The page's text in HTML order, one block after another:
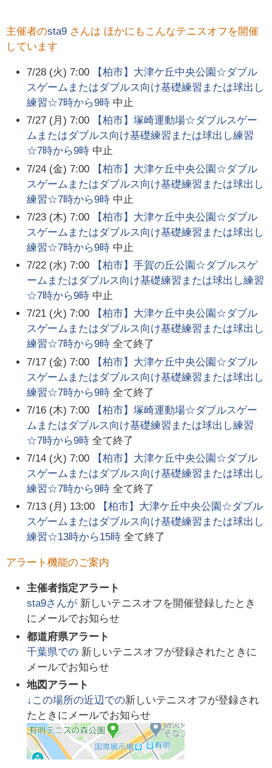
主催者のsta9 さんは ほかにもこんなテニスオフを開催
しています
7/28 (火) 7:00
【柏市】大津ケ丘中央公園☆ダブル
スゲームまたはダブルス向け基礎練習または球出し
練習☆7時から9時 中止
7/27 (月) 7:00
【柏市】塚崎運動場☆ダブルスゲー
ムまたはダブルス向け基礎練習または球出し練習
☆7時から9時 中止
7/24 (金) 7:00
【柏市】大津ケ丘中央公園☆ダブル
スゲームまたはダブルス向け基礎練習または球出し
練習☆7時から9時 中止
7/23 (木) 7:00
【柏市】大津ケ丘中央公園☆ダブル
スゲームまたはダブルス向け基礎練習または球出し
練習☆7時から9時 中止
7/22 (水) 7:00
【柏市】手賀の丘公園☆ダブルスゲ
ームまたはダブルス向け基礎練習または球出し練習
☆7時から9時 中止
7/21 (火) 7:00
【柏市】大津ケ丘中央公園☆ダブル
スゲームまたはダブルス向け基礎練習または球出し
練習☆7時から9時 全て終了
7/17 (金) 7:00
【柏市】大津ケ丘中央公園☆ダブル
スゲームまたはダブルス向け基礎練習または球出し
練習☆7時から9時 全て終了
7/16 (木) 7:00
【柏市】塚崎運動場☆ダブルスゲー
ムまたはダブルス向け基礎練習または球出し練習
☆7時から9時 全て終了
7/14 (火) 7:00
【柏市】大津ケ丘中央公園☆ダブル
スゲームまたはダブルス向け基礎練習または球出し
練習☆7時から9時 全て終了
7/13 (月) 13:00
【柏市】大津ケ丘中央公園☆ダブル
スゲームまたはダブルス向け基礎練習または球出し
練習☆13時から15時 全て終了
アラート機能のご案内
主催者指定アラート
sta9さんが 新しいテニスオフを開催登録したとき
にメールでお知らせ
都道府県アラート
千葉県での 新しいテニスオフが登録されたときに
メールでお知らせ
地図アラート
↓この場所の近辺での新しいテニスオフが登録され
たときにメールでお知らせ